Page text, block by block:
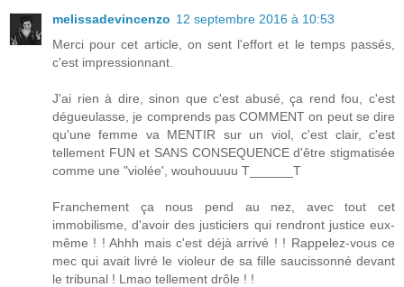
melissadevincenzo 12 septembre 2016 à 10:53
Merci pour cet article, on sent l'effort et le temps passés,
c'est impressionnant.
J'ai rien à dire, sinon que c'est abusé, ça rend fou, c'est
dégueulasse, je comprends pas COMMENT on peut se dire
qu'une femme va MENTIR sur un viol, c'est clair, c'est
tellement FUN et SANS CONSEQUENCE d'être stigmatisée
comme une "violée', wouhouuuu T______T
Franchement ça nous pend au nez, avec tout cet
immobilisme, d'avoir des justiciers qui rendront justice eux-
même ! ! Ahhh mais c'est déjà arrivé ! ! Rappelez-vous ce
mec qui avait livré le violeur de sa fille saucissonné devant
le tribunal ! Lmao tellement drôle ! !